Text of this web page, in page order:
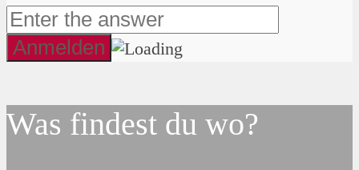
Was findest du wo?